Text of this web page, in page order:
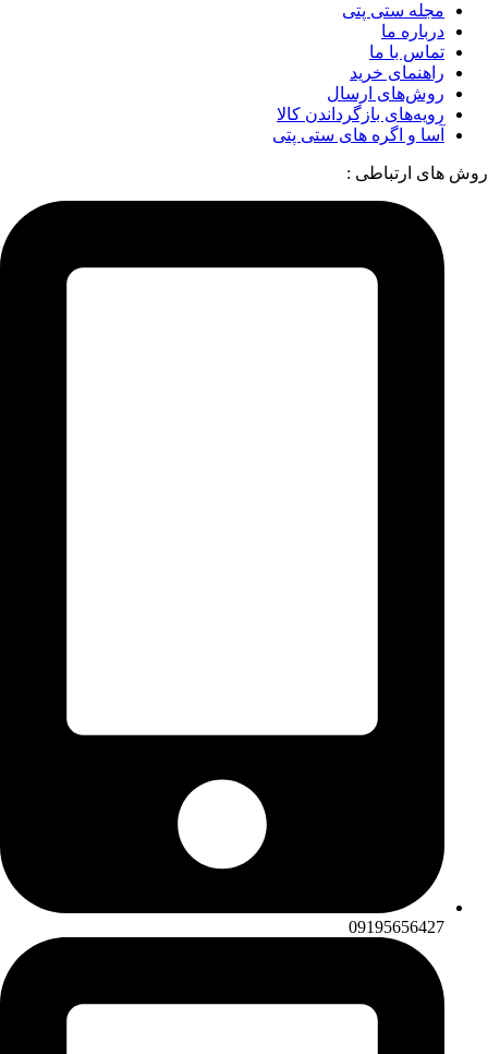
مجله ستی پتی
درباره ما
تماس با ما
راهنمای خرید
روش‌های ارسال
رویه‌های بازگرداندن کالا
آسا و اگره های ستی پتی
روش های ارتباطی :
‭09195656427